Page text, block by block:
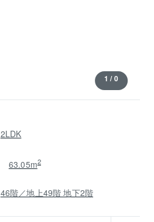
1 / 0
2LDK
63.05m2
46階／地上49階 地下2階